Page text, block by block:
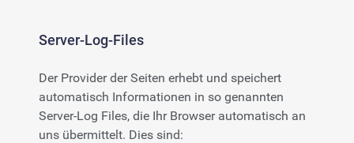
Server-Log-Files
Der Provider der Seiten erhebt und speichert
automatisch Informationen in so genannten
Server-Log Files, die Ihr Browser automatisch an
uns übermittelt. Dies sind: